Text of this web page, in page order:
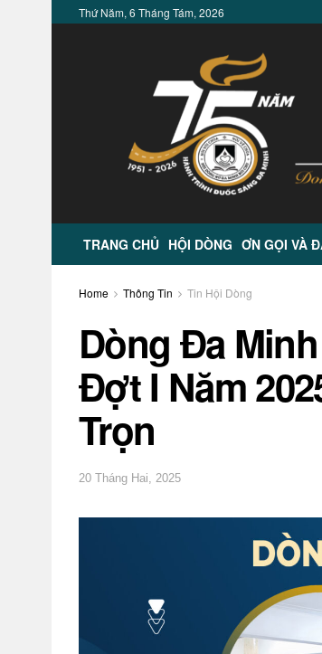
Thứ Năm, 6 Tháng Tám, 2026
TRANG CHỦ HỘI DÒNG ƠN GỌI VÀ
Home Thông Tin Tin Hội Dòng
Dòng Đa
Đợt I Năm
Trọn
20 Tháng Hai, 2025